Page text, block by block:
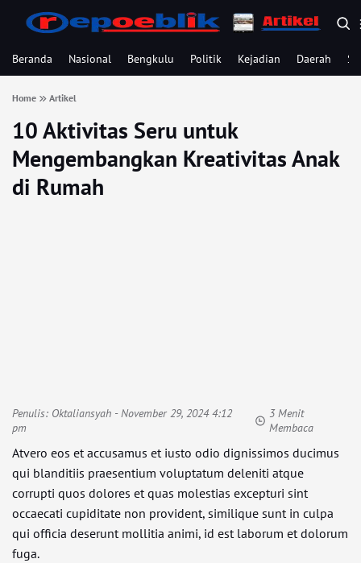
Beranda Nasional Bengkulu Politik Kejadian Daerah
Home Artikel
10 Aktivitas Seru untuk
Mengembangkan Kreativitas Anak
di Rumah
Penulis: Oktaliansyah - November 29, 2024 4:12
pm
3 Menit
Membaca
Atvero eos et accusamus et iusto odio dignissimos ducimus
qui blanditiis praesentium voluptatum deleniti atque
corrupti quos dolores et quas molestias excepturi sint
occaecati cupiditate non provident, similique sunt in culpa
qui officia deserunt mollitia animi, id est laborum et dolorum
fuga.